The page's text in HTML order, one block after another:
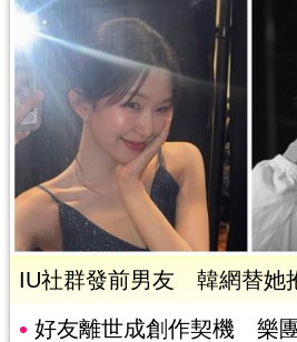
IU社群發前男友 韓網替她
好友離世成創作契機 樂